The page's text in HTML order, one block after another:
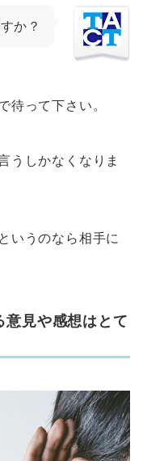
か？
待って下さい。
うしかなくなりま
いうのなら相手に
意見や感想はとて